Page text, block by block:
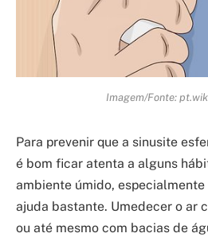
Imagem/Fonte:
Para prevenir que a sinusite
é bom ficar atenta a alguns
ambiente úmido, especialmente
ajuda bastante. Umedecer o ar
ou até mesmo com bacias de